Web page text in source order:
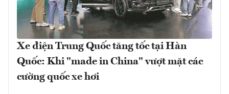
Xe điện Trung Quốc tăng tốc tại Hàn
Quốc: Khi "made in China" vượt mặt các
cường quốc xe hơi